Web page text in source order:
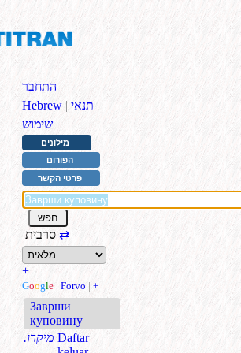
התחבר |
Hebrew | תנאי
שימוש
מילונים
הפורום
פרטי הקשר
⇄
+
Google | Forvo | +
Заврши
куповину
.מיקרו Daftar